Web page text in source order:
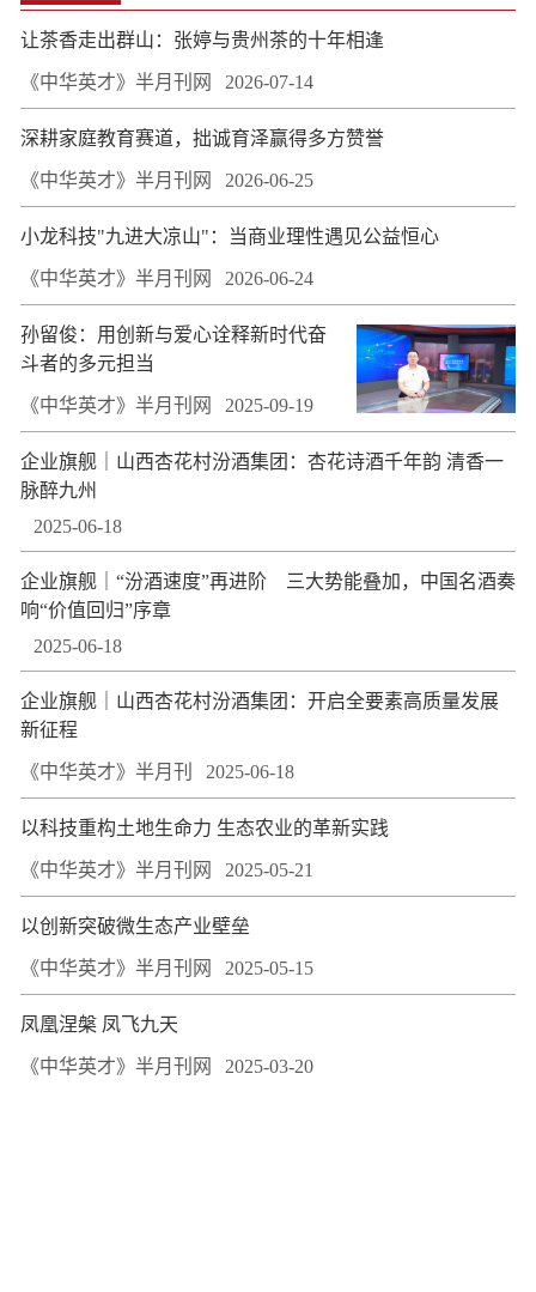
让茶香走出群山：张婷与贵州茶的十年相逢
《中华英才》半月刊网 2026-07-14
深耕家庭教育赛道，拙诚育泽赢得多方赞誉
《中华英才》半月刊网 2026-06-25
小龙科技"九进大凉山"：当商业理性遇见公益恒心
《中华英才》半月刊网 2026-06-24
孙留俊：用创新与爱心诠释新时代奋
斗者的多元担当
《中华英才》半月刊网 2025-09-19
企业旗舰｜山西杏花村汾酒集团：杏花诗酒千年韵 清香一
脉醉九州
2025-06-18
企业旗舰｜“汾酒速度”再进阶 三大势能叠加，中国名酒奏
响“价值回归”序章
2025-06-18
企业旗舰｜山西杏花村汾酒集团：开启全要素高质量发展
新征程
《中华英才》半月刊 2025-06-18
以科技重构土地生命力 生态农业的革新实践
《中华英才》半月刊网 2025-05-21
以创新突破微生态产业壁垒
《中华英才》半月刊网 2025-05-15
凤凰涅槃 凤飞九天
《中华英才》半月刊网 2025-03-20